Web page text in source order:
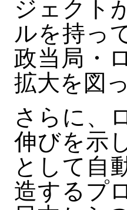
ジェクト
ルを持っ
政当局・
拡大を図
さらに、
伸びを示
として自
造するプ